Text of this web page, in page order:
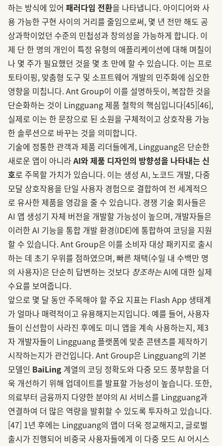
하는 방식에 있어 패러다임 전환을 나타냅니다. 아이디어와 사
용 가능한 구현 사이의 거리를 줄임으로써, 몇 년 전만 해도 공
상과학이었던 수준의 민첩성과 창의성을 가능하게 합니다. 이
제 단 한 명의 개인이 특정 유형의 애플리케이션에 대해 며칠이
나 몇 주가 필요했던 것을 몇 초 만에 할 수 있습니다. 이는 프로
토타이핑, 맞춤형 도구 및 소프트웨어 개발의 민주화에 심오한
영향을 미칩니다. Ant Group이 이를 설명하듯이, 복잡한 것을
단순화하는 것이 Lingguang 제품 철학의 핵심입니다[45][46],
실제로 이는 한 문장으로 된 소원을 구체적이고 상호작용 가능
한 솔루션으로 바꾸는 것을 의미합니다.
기술에 정통한 관객과 제품 리더들에게, Lingguang은 단순한
새로운 앱이 아니라AI와 제품 디자인의 방향성을 나타내는 신
호로 주목할 가치가 있습니다. 이는 생성 AI, 노코드 개발, 다중
모달 상호작용을 단일 사용자 경험으로 결합하여 전 세계적으
로 유사한 제품을 영감을 줄 수 있습니다. 경쟁 기술 회사들은
AI 앱 생성기 자체 버전을 개발할 가능성이 높으며, 개발자들은
이러한 AI 기능을 통합 개발 환경(IDE)에 통합하여 코딩을 지원
할 수 있습니다. Ant Group은 이를 소비자 대상 패키지로 출시
하는 데 초기 우위를 점하였으며, 빠른 채택(수일 내 수백만 명
의 사용자)은 단순히 답변하는 것보다 창조하는AI에 대한 실제
수요를 보여줍니다.
앞으로 몇 달 동안 주목해야 할 주요 지표는 Flash App 생태계
가 얼마나 매력적이고 유용해지는지입니다. 예를 들어, 사용자
들이 신선함이 사라진 후에도 미니 앱을 계속 사용하는지, 제3
자 개발자들이 Lingguang 플랫폼에 맞춘 콘텐츠를 제작하기
시작하는지가 관건입니다. Ant Group은 Lingguang의 기본
모델인 BaiLing 계열의 코딩 정확도와 다중 모드 풍부함을 더
욱 개선하기 위해 업데이트를 발표할 가능성이 높습니다. 또한,
의료부터 금융까지 다양한 분야의 AI 서비스를 Lingguang과
연결하여 더 많은 역량을 발휘할 수 있도록 투자하고 있습니다.
[47] 1년 후에는 Lingguang의 앱이 더욱 정교해지고, 글로벌
출시가 진행되어 비중국 사용자들에게 이 다중 모드 AI 어시스